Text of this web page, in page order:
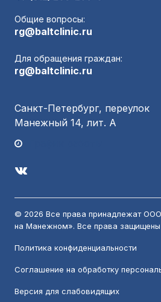
Общие вопросы:
rg@baltclinic.ru
Для обращения граждан:
rg@baltclinic.ru
Санкт-Петербург, переулок
Манежный 14, лит. А
© 2026 Все права принадлежат
на Манежном». Все права защищены
Политика конфиденциальности
Соглашение на обработку
Версия для слабовидящих